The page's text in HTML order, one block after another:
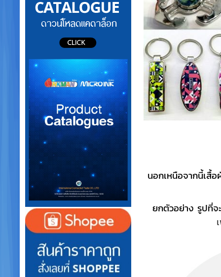
นอกเหนือจากนี้เสื้
ยกตัวอย่าง รูปที่